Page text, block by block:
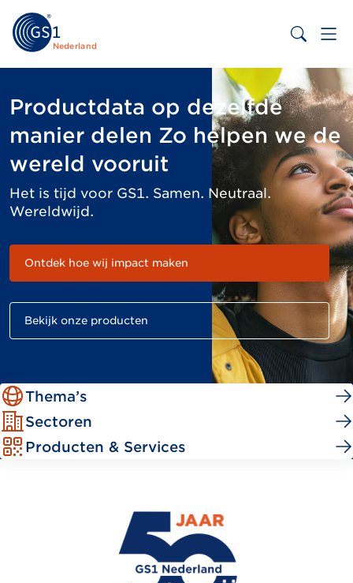
Nederland
Productdata op dezelfde
manier delen Zo helpen we de
wereld vooruit
Het is tijd voor GS1. Samen. Neutraal.
Wereldwijd.
Ontdek hoe wij impact maken
Bekijk onze producten
Thema’s
Sectoren
Producten & Services